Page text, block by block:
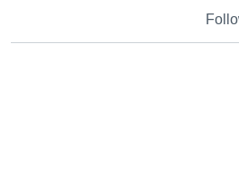
رهبری ایران